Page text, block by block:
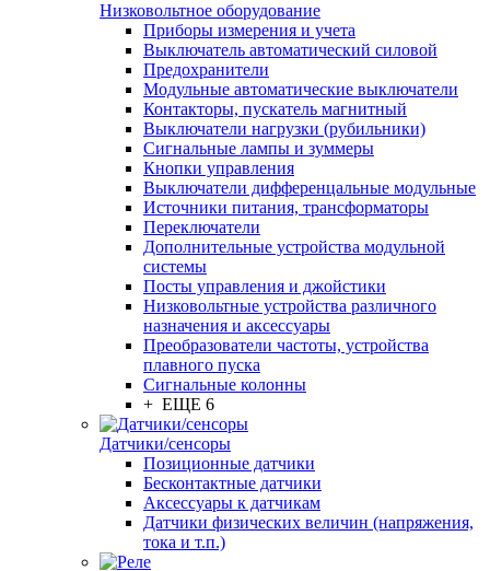
Низковольтное оборудование
Приборы измерения и учета
Выключатель автоматический силовой
Предохранители
Модульные автоматические выключатели
Контакторы, пускатель магнитный
Выключатели нагрузки (рубильники)
Сигнальные лампы и зуммеры
Кнопки управления
Выключатели дифференцальные модульные
Источники питания, трансформаторы
Переключатели
Дополнительные устройства модульной
системы
Посты управления и джойстики
Низковольтные устройства различного
назначения и аксессуары
Преобразователи частоты, устройства
плавного пуска
Сигнальные колонны
+ ЕЩЕ 6
Датчики/сенсоры
Позиционные датчики
Бесконтактные датчики
Аксессуары к датчикам
Датчики физических величин (напряжения,
тока и т.п.)